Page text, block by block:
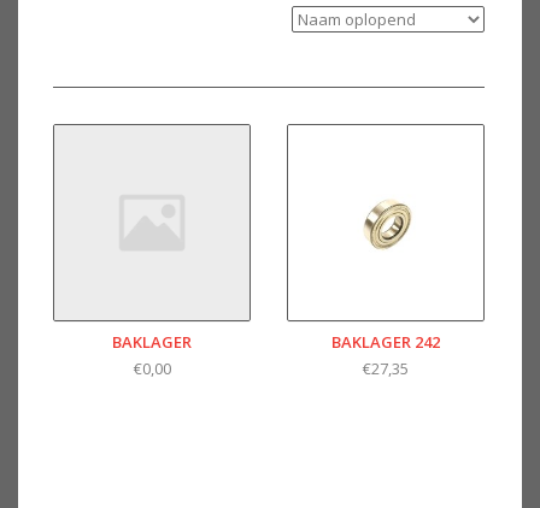
BAKLAGER
€0,00
BAKLAGER 242
€27,35